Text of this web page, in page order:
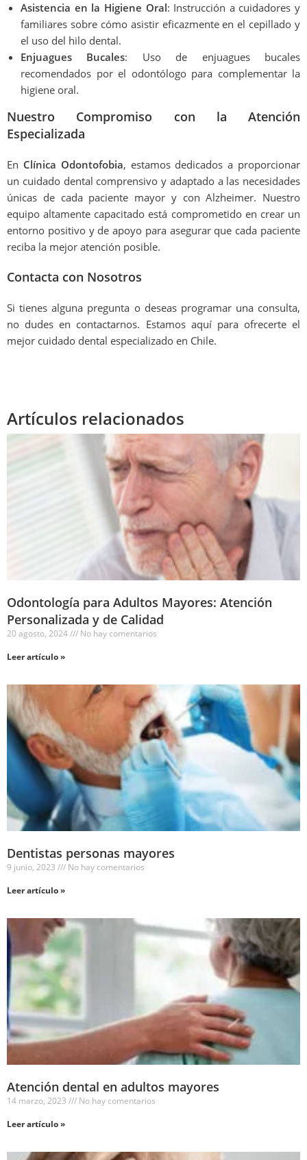
Asistencia en la Higiene Oral: Instrucción a cuidadores y
familiares sobre cómo asistir eficazmente en el cepillado y
el uso del hilo dental.
Enjuagues Bucales: Uso de enjuagues bucales
recomendados por el odontólogo para complementar la
higiene oral.
Nuestro Compromiso con la Atención
Especializada
En Clínica Odontofobia, estamos dedicados a proporcionar
un cuidado dental comprensivo y adaptado a las necesidades
únicas de cada paciente mayor y con Alzheimer. Nuestro
equipo altamente capacitado está comprometido en crear un
entorno positivo y de apoyo para asegurar que cada paciente
reciba la mejor atención posible.
Contacta con Nosotros
Si tienes alguna pregunta o deseas programar una consulta,
no dudes en contactarnos. Estamos aquí para ofrecerte el
mejor cuidado dental especializado en Chile.
Artículos relacionados
Odontología para Adultos Mayores: Atención
Personalizada y de Calidad
20 agosto, 2024
No hay comentarios
Leer artículo »
Dentistas personas mayores
9 junio, 2023
No hay comentarios
Leer artículo »
Atención dental en adultos mayores
14 marzo, 2023
No hay comentarios
Leer artículo »